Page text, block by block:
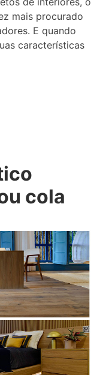
mais procurado
E quando
características
cola